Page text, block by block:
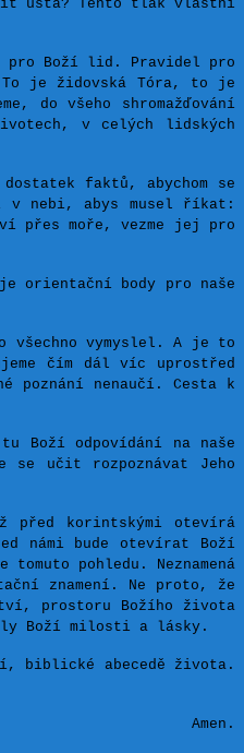
ústa? Tento tlak vlastní
pro Boží lid. Pravidel pro
je židovská Tóra, to je
do všeho shromažďování
v celých lidských
faktů, abychom se
v nebi, abys musel říkat:
přes moře, vezme jej pro
orientační body pro naše
všechno vymyslel. A je to
čím dál víc uprostřed
poznání nenaučí. Cesta k
Boží odpovídání na naše
učit rozpoznávat Jeho
před korintskými otevírá
námi bude otevírat Boží
pohledu. Neznamená
znamení. Ne proto, že
prostoru Božího života
Boží milosti a lásky.
biblické abecedě života.
Amen.